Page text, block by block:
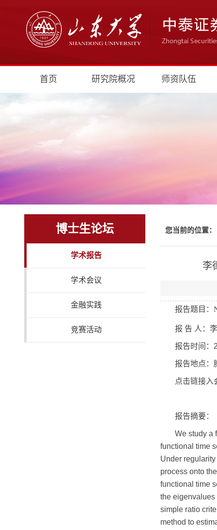
首页 研究院概况 师资队伍
博士生论坛
学术报告
学术会议
金融实践
竞赛活动
您当前的位置：
李
报告题目：
报 告 人：
报告时间：
报告地点：
点击链接入
报告摘要：
We study a
functional time
Under
process onto
functional time
the eigenvalues
simple ratio
method to